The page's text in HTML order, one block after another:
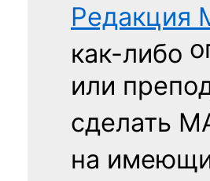
Редакция
как-либо
или
сделать
на